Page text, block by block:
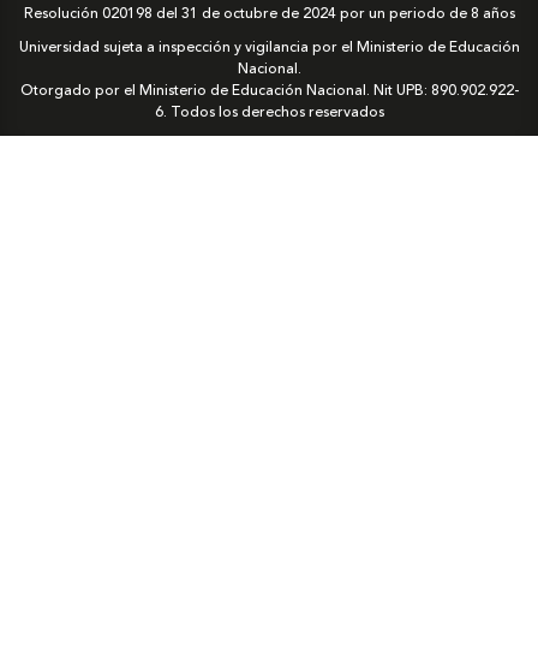
Resolución 020198 del 31 de octubre de 2024 por un periodo de 8 años
Universidad sujeta a inspección y vigilancia por el Ministerio de Educación
Nacional.
Otorgado por el Ministerio de Educación Nacional. Nit UPB: 890.902.922-
6. Todos los derechos reservados